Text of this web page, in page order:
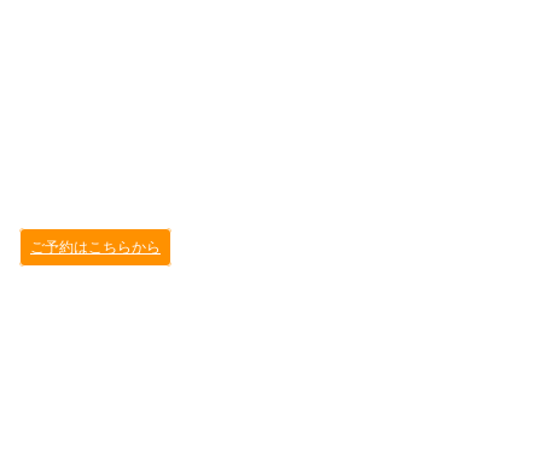
ご予約はこちらから